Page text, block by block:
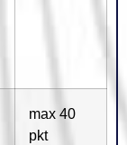
max 40
pkt